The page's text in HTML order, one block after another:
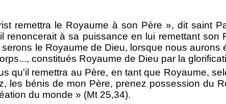
remettra le Royaume à son Père », dit saint
renoncerait à sa puissance en lui remettant son
le Royaume de Dieu, lorsque nous aurons
constitués Royaume de Dieu par la
qu'il remettra au Père, en tant que Royaume,
les bénis de mon Père, prenez possession du
du monde » (Mt 25,34).